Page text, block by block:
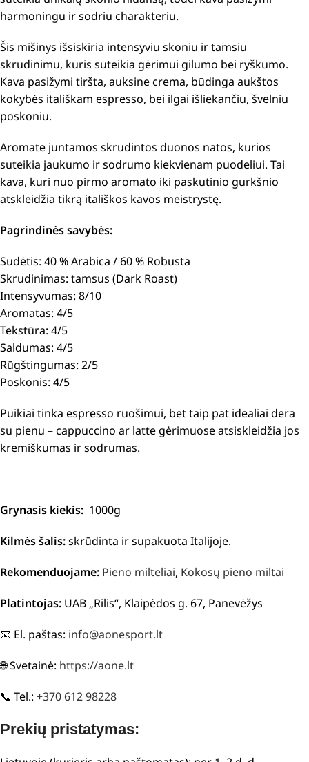
harmoningu ir sodriu charakteriu.
Šis mišinys išsiskiria intensyviu skoniu ir tamsiu
skrudinimu, kuris suteikia gėrimui gilumo bei ryškumo.
Kava pasižymi tiršta, auksine crema, būdinga aukštos
kokybės itališkam espresso, bei ilgai išliekančiu, švelniu
poskoniu.
Aromate juntamos skrudintos duonos natos, kurios
suteikia jaukumo ir sodrumo kiekvienam puodeliui. Tai
kava, kuri nuo pirmo aromato iki paskutinio gurkšnio
atskleidžia tikrą itališkos kavos meistrystę.
Pagrindinės savybės:
Sudėtis: 40 % Arabica / 60 % Robusta
Skrudinimas: tamsus (Dark Roast)
Intensyvumas: 8/10
Aromatas: 4/5
Tekstūra: 4/5
Saldumas: 4/5
Rūgštingumas: 2/5
Poskonis: 4/5
Puikiai tinka espresso ruošimui, bet taip pat idealiai dera
su pienu – cappuccino ar latte gėrimuose atsiskleidžia jos
kremiškumas ir sodrumas.
Grynasis kiekis: 1000g
Kilmės šalis:skrūdinta ir supakuota Italijoje.
Rekomenduojame: Pieno milteliai, Kokosų pieno miltai
Platintojas: UAB „Rilis“, Klaipėdos g. 67, Panevėžys
📧 El. paštas: info@aonesport.lt
🌐 Svetainė: https://aone.lt
📞 Tel.: +370 612 98228
Prekių pristatymas: